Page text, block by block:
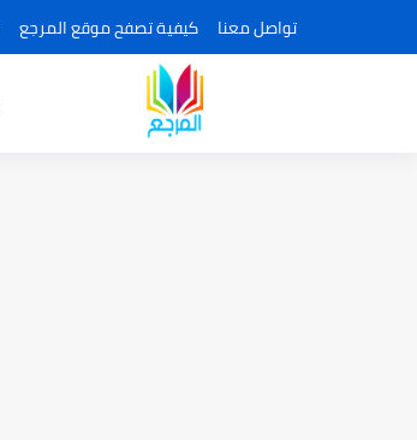
تواصل معنا كيفية تصفح موقع المرجع